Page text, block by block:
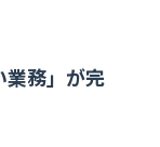
務」が完